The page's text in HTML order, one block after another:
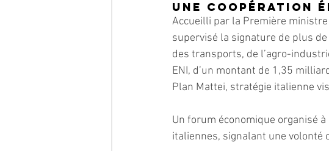
Une coopération
Accueilli par la Première
supervisé la signature de plus
des transports, de l’agro-
ENI, d’un montant de 1,35
Plan Mattei, stratégie italienne
Un forum économique organisé
italiennes, signalant une volonté